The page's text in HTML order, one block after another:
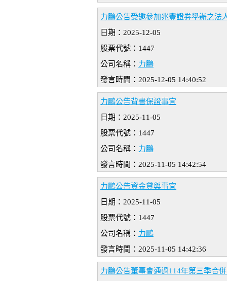
力鵬公告受邀參加兆豐證券舉辦之法
日期：2025-12-05
股票代號：1447
公司名稱： 力鵬
發言時間：2025-12-05 14:40:52
力鵬公告背書保證事宜
日期：2025-11-05
股票代號：1447
公司名稱： 力鵬
發言時間：2025-11-05 14:42:54
力鵬公告資金貸與事宜
日期：2025-11-05
股票代號：1447
公司名稱： 力鵬
發言時間：2025-11-05 14:42:36
力鵬公告董事會通過114年第三季合